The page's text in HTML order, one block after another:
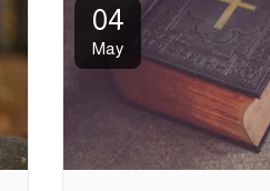
04
May